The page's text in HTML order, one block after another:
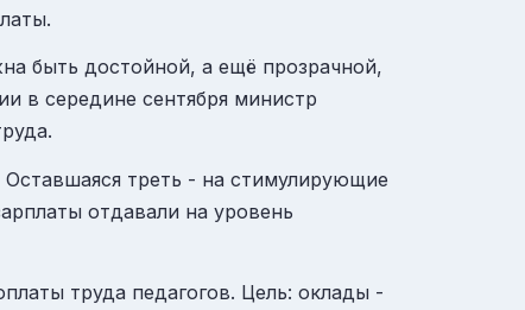
быть достойной, а ещё прозрачной,
в середине сентября министр
треть - на стимулирующие
отдавали на уровень
труда педагогов. Цель: оклады -